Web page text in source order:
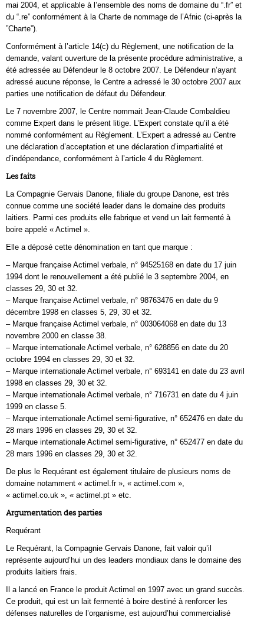
mai 2004, et applicable à l’ensemble des noms de domaine du “.fr” et
du “.re” conformément à la Charte de nommage de l’Afnic (ci-après la
”Charte”).
Conformément à l’article 14(c) du Règlement, une notification de la
demande, valant ouverture de la présente procédure administrative, a
été adressée au Défendeur le 8 octobre 2007. Le Défendeur n’ayant
adressé aucune réponse, le Centre a adressé le 30 octobre 2007 aux
parties une notification de défaut du Défendeur.
Le 7 novembre 2007, le Centre nommait Jean-Claude Combaldieu
comme Expert dans le présent litige. L’Expert constate qu’il a été
nommé conformément au Règlement. L’Expert a adressé au Centre
une déclaration d’acceptation et une déclaration d’impartialité et
d’indépendance, conformément à l’article 4 du Règlement.
Les faits
La Compagnie Gervais Danone, filiale du groupe Danone, est très
connue comme une société leader dans le domaine des produits
laitiers. Parmi ces produits elle fabrique et vend un lait fermenté à
boire appelé « Actimel ».
Elle a déposé cette dénomination en tant que marque :
– Marque française Actimel verbale, n° 94525168 en date du 17 juin
1994 dont le renouvellement a été publié le 3 septembre 2004, en
classes 29, 30 et 32.
– Marque française Actimel verbale, n° 98763476 en date du 9
décembre 1998 en classes 5, 29, 30 et 32.
– Marque française Actimel verbale, n° 003064068 en date du 13
novembre 2000 en classe 38.
– Marque internationale Actimel verbale, n° 628856 en date du 20
octobre 1994 en classes 29, 30 et 32.
– Marque internationale Actimel verbale, n° 693141 en date du 23 avril
1998 en classes 29, 30 et 32.
– Marque internationale Actimel verbale, n° 716731 en date du 4 juin
1999 en classe 5.
– Marque internationale Actimel semi-figurative, n° 652476 en date du
28 mars 1996 en classes 29, 30 et 32.
– Marque internationale Actimel semi-figurative, n° 652477 en date du
28 mars 1996 en classes 29, 30 et 32.
De plus le Requérant est également titulaire de plusieurs noms de
domaine notamment « actimel.fr », « actimel.com »,
« actimel.co.uk », « actimel.pt » etc.
Argumentation des parties
Requérant
Le Requérant, la Compagnie Gervais Danone, fait valoir qu’il
représente aujourd’hui un des leaders mondiaux dans le domaine des
produits laitiers frais.
Il a lancé en France le produit Actimel en 1997 avec un grand succès.
Ce produit, qui est un lait fermenté à boire destiné à renforcer les
défenses naturelles de l’organisme, est aujourd’hui commercialisé